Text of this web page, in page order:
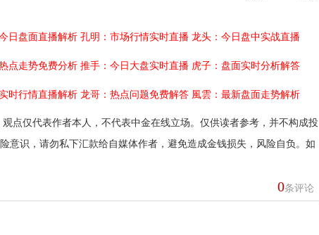
日盘面直播解析 孔明：市场行情实时直播 龙头：今日盘中实战直播
点走势免费分析 推手：今日大盘实时直播 虎子：盘面实时分析解答
时行情直播解析 龙哥：热点问题免费解答 風雲：最新盘面走势解析
点仅代表作者本人，不代表中金在线立场。仅供读者参考，并不构成投
意识，请勿私下汇款给自媒体作者，避免造成金钱损失，风险自负。如
0条评论